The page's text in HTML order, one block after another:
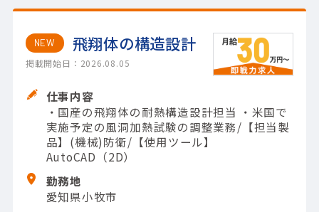
NEW 飛翔体の構造設計
掲載開始日：2026.08.05
仕事内容
・国産の飛翔体の耐熱構造設計担当 ・米国で
実施予定の風洞加熱試験の調整業務/【担当製
品】(機械)防衛/【使用ツール】
AutoCAD（2D）
勤務地
愛知県小牧市